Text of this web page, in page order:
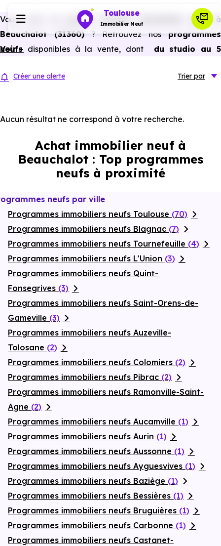
Toulouse
Immobilier Neuf
Investir
Actualités
Financer
Vous avez un
projet d’achat immobilier neuf à
Beauchalot (31360)? Retrouvez nos programmes
neufsdisponibles à la vente, dont
du studio au 5
d’agence.
à Beauchalot (31360), vous pouvez aussi bénéficier des
frais de notaire réduits, bonnes performances
énergétiques, garanties constructeur, etc.
Voir +
Créer une alerte Trier par
Aucun résultat ne correspond à votre recherche.
Achat immobilier neuf à
Beauchalot : Top programmes
neufs à proximité
neufs par ville
Programmes immobiliers neufs Toulouse (70)
Programmes immobiliers neufs Blagnac (7)
Programmes immobiliers neufs Tournefeuille (4)
Programmes immobiliers neufs L'Union (3)
Programmes immobiliers neufs Quint-
Fonsegrives (3)
Programmes immobiliers neufs Saint-Orens-de-
Gameville (3)
Programmes immobiliers neufs Auzeville-
Tolosane (2)
Programmes immobiliers neufs Colomiers (2)
Programmes immobiliers neufs Pibrac (2)
Programmes immobiliers neufs Ramonville-Saint-
Agne (2)
Programmes immobiliers neufs Aucamville (1)
Programmes immobiliers neufs Aurin (1)
Programmes immobiliers neufs Aussonne (1)
Programmes immobiliers neufs Ayguesvives (1)
Programmes immobiliers neufs Baziège (1)
Programmes immobiliers neufs Bessières (1)
Programmes immobiliers neufs Bruguières (1)
Programmes immobiliers neufs Carbonne (1)
Programmes immobiliers neufs Castanet-